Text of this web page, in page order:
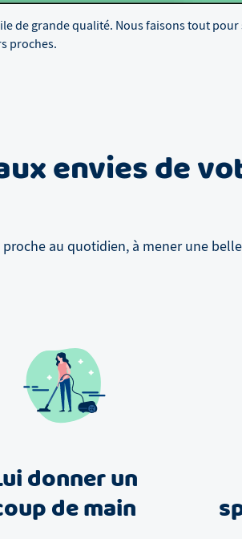
de grande qualité. Nous faisons tout
proches.
envies de
au quotidien, à mener une
donner un
de main